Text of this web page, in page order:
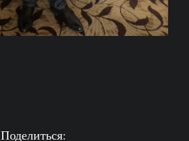
Поделиться: